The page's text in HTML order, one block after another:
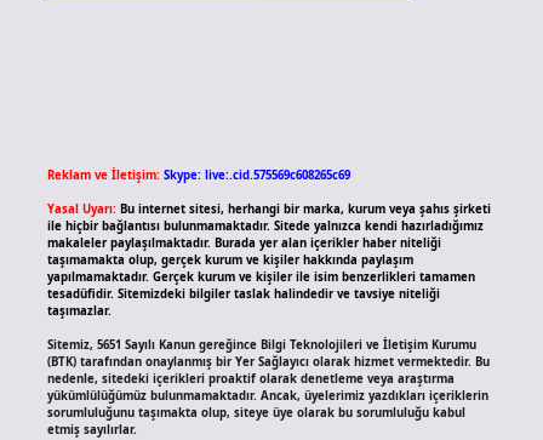
Reklam ve İletişim: Skype: live:.cid.575569c608265c69
Yasal Uyarı: Bu internet sitesi, herhangi bir marka, kurum veya şahıs şirketi
ile hiçbir bağlantısı bulunmamaktadır. Sitede yalnızca kendi hazırladığımız
makaleler paylaşılmaktadır. Burada yer alan içerikler haber niteliği
taşımamakta olup, gerçek kurum ve kişiler hakkında paylaşım
yapılmamaktadır. Gerçek kurum ve kişiler ile isim benzerlikleri tamamen
tesadüfidir. Sitemizdeki bilgiler taslak halindedir ve tavsiye niteliği
taşımazlar.
Sitemiz, 5651 Sayılı Kanun gereğince Bilgi Teknolojileri ve İletişim Kurumu
(BTK) tarafından onaylanmış bir Yer Sağlayıcı olarak hizmet vermektedir. Bu
nedenle, sitedeki içerikleri proaktif olarak denetleme veya araştırma
yükümlülüğümüz bulunmamaktadır. Ancak, üyelerimiz yazdıkları içeriklerin
sorumluluğunu taşımakta olup, siteye üye olarak bu sorumluluğu kabul
etmiş sayılırlar.